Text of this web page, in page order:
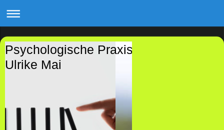
Psychologische Praxis
Ulrike Mai